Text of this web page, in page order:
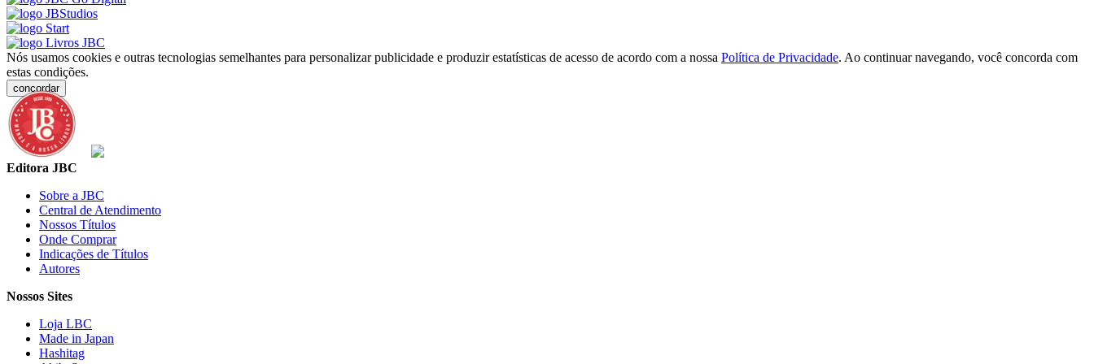
Nós usamos cookies e outras tecnologias semelhantes para personalizar publicidade e produzir estatísticas de acesso de acordo com a nossa Política de Privacidade. Ao continuar navegando, você concorda com
estas condições.
concordar
Editora JBC
Sobre a JBC
Central de Atendimento
Nossos Títulos
Onde Comprar
Indicações de Títulos
Autores
Nossos Sites
Loja LBC
Made in Japan
Hashitag